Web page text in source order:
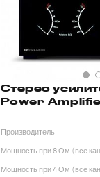
Стерео
Power
Производитель
Мощность при 8 Ом (все
Мощность при 4 Ом (все